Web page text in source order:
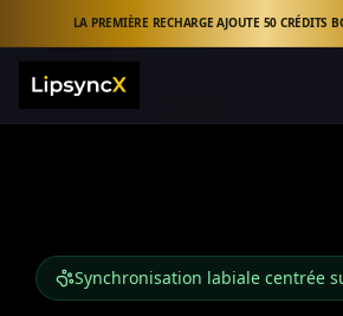
LA PREMIÈRE RECHARGE AJOUTE 50 CRÉDITS
Synchronisation labiale centrée